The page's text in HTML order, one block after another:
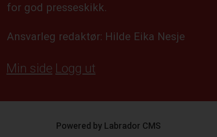
for god presseskikk.
Ansvarleg redaktør: Hilde Eika Nesje
Min side Logg ut
Powered by Labrador CMS